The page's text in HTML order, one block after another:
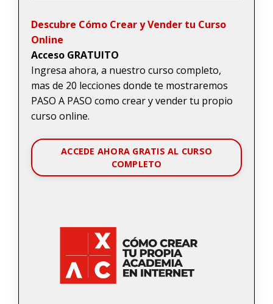
Descubre Cómo Crear y Vender tu Curso
Online
Acceso GRATUITO
Ingresa ahora, a nuestro curso completo,
mas de 20 lecciones donde te mostraremos
PASO A PASO como crear y vender tu propio
curso online.
ACCEDE AHORA GRATIS AL CURSO
COMPLETO